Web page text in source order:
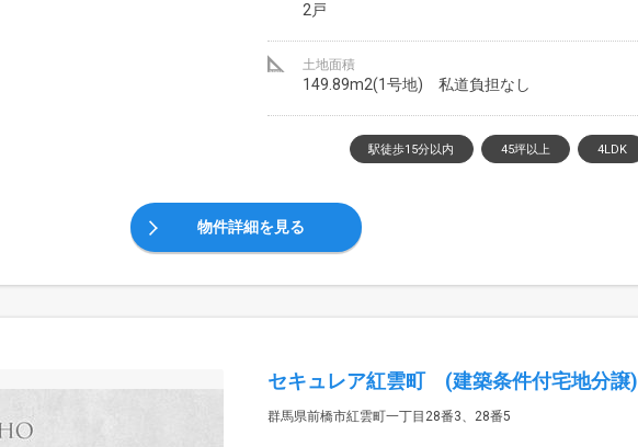
2戸
土地面積
149.89m2(1号地) 私道負担なし
駅徒歩15分以内 45坪以上 4LDK
物件詳細を見る
セキュレア紅雲町 (建築条件付宅地分譲)
群馬県前橋市紅雲町一丁目28番3、28番5